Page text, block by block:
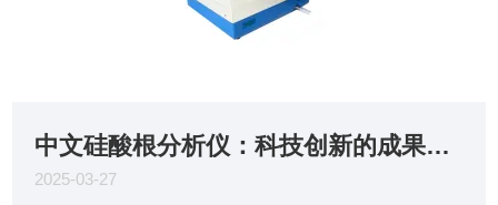
中文硅酸根分析仪：科技创新的成果，为水质管理提供新方案！
2025-03-27